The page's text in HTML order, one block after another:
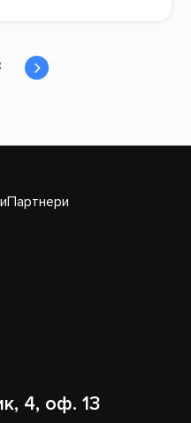
Партнери
4, оф. 13